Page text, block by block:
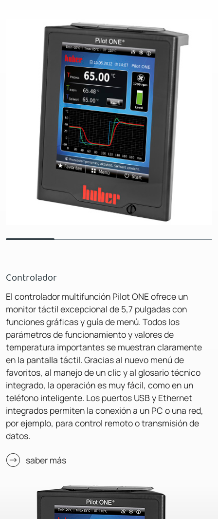
Controlador
El controlador multifunción Pilot ONE ofrece un
monitor táctil excepcional de 5,7 pulgadas con
funciones gráficas y guía de menú. Todos los
parámetros de funcionamiento y valores de
temperatura importantes se muestran claramente
en la pantalla táctil. Gracias al nuevo menú de
favoritos, al manejo de un clic y al glosario técnico
integrado, la operación es muy fácil, como en un
teléfono inteligente. Los puertos USB y Ethernet
integrados permiten la conexión a un PC o una red,
por ejemplo, para control remoto o transmisión de
datos.
saber más